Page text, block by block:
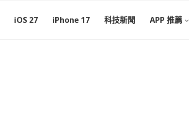
iOS 27 iPhone 17 科技新聞 APP 推薦